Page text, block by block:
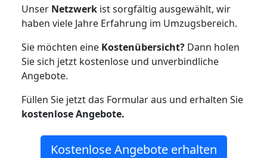
Unser Netzwerk ist sorgfältig ausgewählt, wir
haben viele Jahre Erfahrung im Umzugsbereich.
Sie möchten eine Kostenübersicht? Dann holen
Sie sich jetzt kostenlose und unverbindliche
Angebote.
Füllen Sie jetzt das Formular aus und erhalten Sie
kostenloseAngebote.
Kostenlose Angebote erhalten